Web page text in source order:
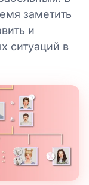
заметить
и
ситуаций в